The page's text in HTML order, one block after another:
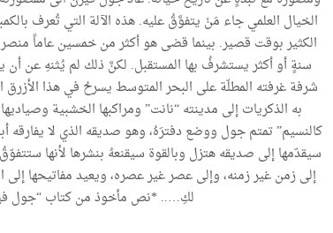
الخيال العلمي جاء مَنْ يتفوَّقُ عليه. هذه الآلة التي تُعرف
الكثير بوقت قصير. بينما قضى هو أكثر من خمسين عاماً
سنةٍ أو أكثر يستشرفُ بها المستقبل. لكنَّ ذلك لم يُثنهِ عن
شرفة غرفته المطلّة على البحر المتوسط يسرحُ في هذا الأزرق
به الذكريات إلى مدينته “نانت” ومراكبها الخشبية
كالنسيم” تمتم جول ووضع دفترَهُ، وهو صديقه الذي لا يفارقه
سيقدّمها إلى صديقه هتزل وبالقوة سيقنعهُ بنشرها لأنها
إلى زمن غير زمنه، وإلى عصر غير عصره، ويعيد مفاتيحها
لكِ….. *نص مأخوذ من كتاب “جول